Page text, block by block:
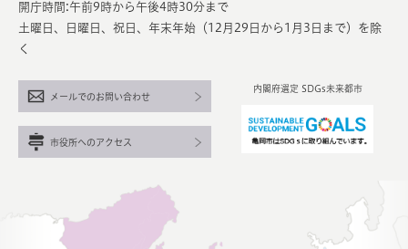
開庁時間:午前9時から午後4時30分まで
土曜日、日曜日、祝日、年末年始（12月29日から1月3日まで）を除
く
内閣府選定 SDGs未来都市
メールでのお問い合わせ
市役所へのアクセス